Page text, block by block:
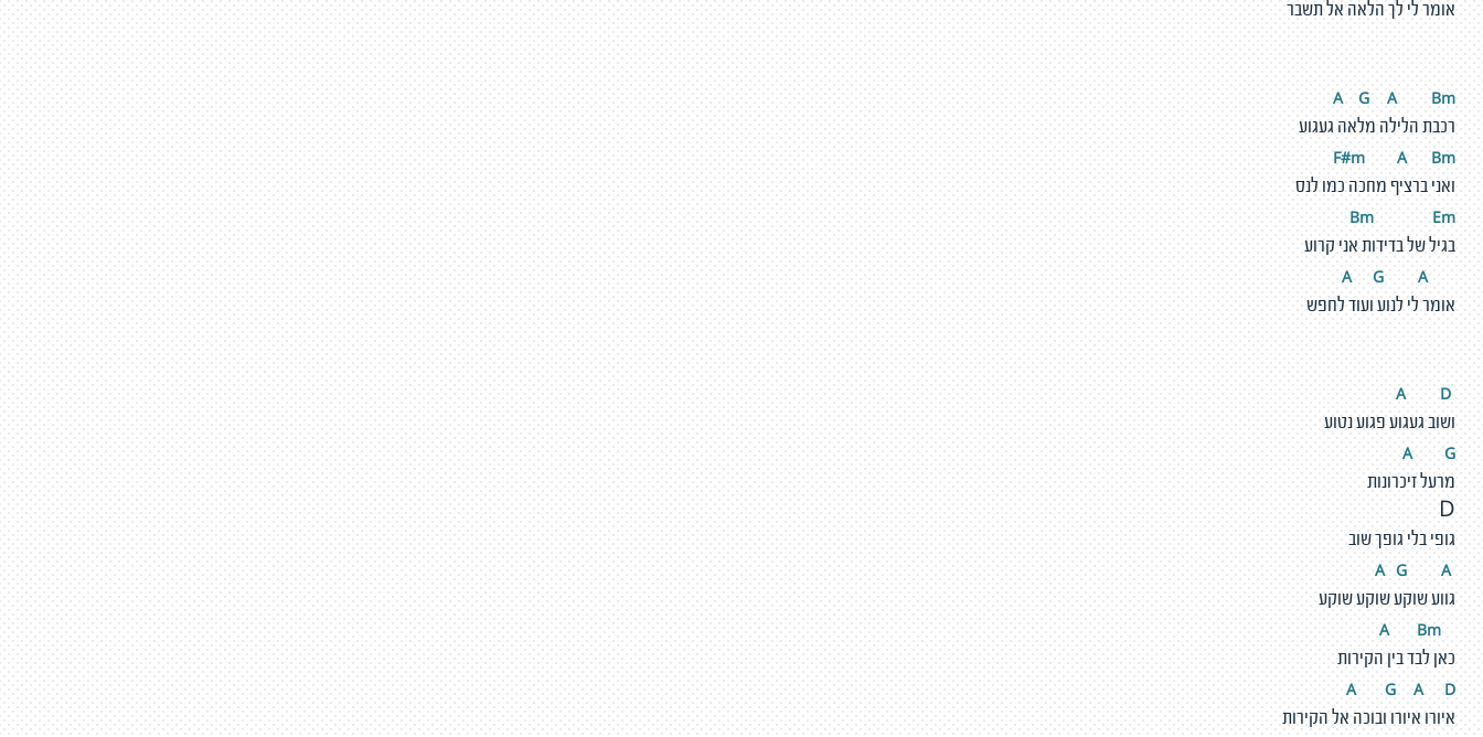
אומר לי לך הלאה אל תשבר
A G A Bm
רכבת הלילה מלאה געגוע
F#m A Bm
ואני ברציף מחכה כמו לנס
Bm Em
בגיל של בדידות אני קרוע
A
G A
אומר לי לנוע ועוד לחפש
D
ושוב געגוע פגוע נטוע
A G
מרעל זיכרונות
D
גופי בלי גופך שוב
A
G A
גווע שוקע שוקע שוקע
Bm
כאן לבד בין הקירות
A G A D
איורו איורו ובוכה אל הקירות